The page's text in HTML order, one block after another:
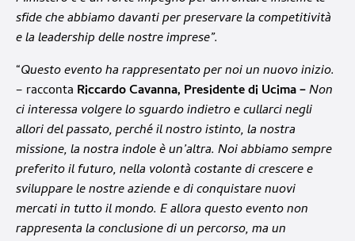
sfide che abbiamo davanti per preservare la competitività
e la leadership delle nostre imprese”.
“Questo evento ha rappresentato per noi un nuovo inizio.
– racconta Riccardo Cavanna, Presidente di Ucima –Non
ci interessa volgere lo sguardo indietro e cullarci negli
allori del passato, perché il nostro istinto, la nostra
missione, la nostra indole è un’altra. Noi abbiamo sempre
preferito il futuro, nella volontà costante di crescere e
sviluppare le nostre aziende e di conquistare nuovi
mercati in tutto il mondo. E allora questo evento non
rappresenta la conclusione di un percorso, ma un